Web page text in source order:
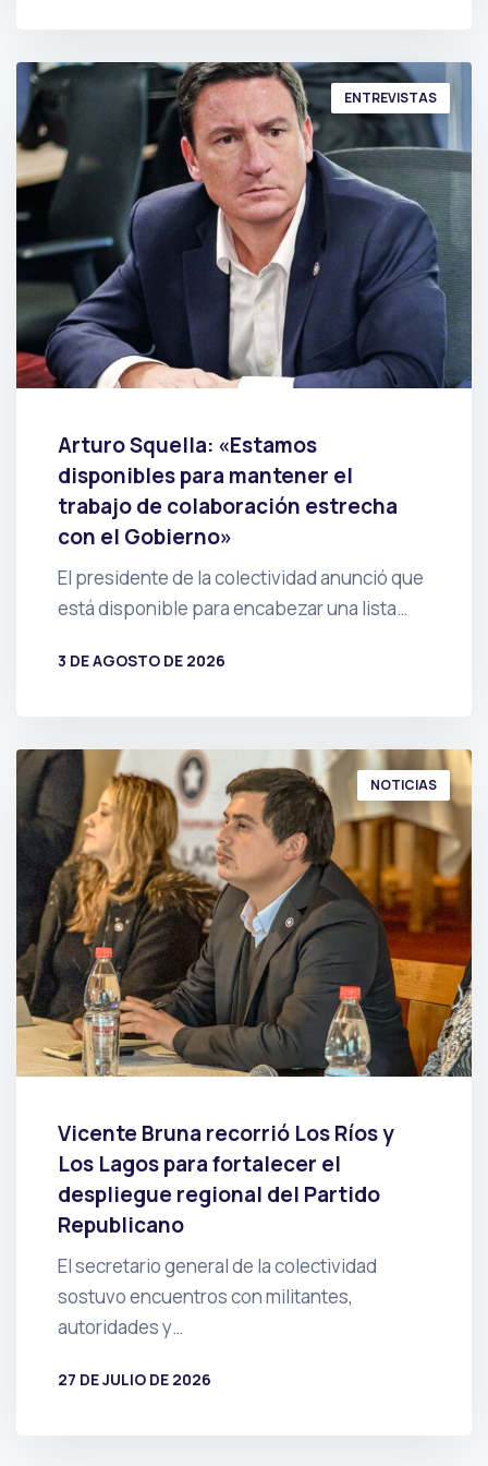
ENTREVISTAS
Arturo Squella: «Estamos
disponibles para mantener el
trabajo de colaboración estrecha
con el Gobierno»
El presidente de la colectividad anunció que
está disponible para encabezar una lista…
3 DE AGOSTO DE 2026
NOTICIAS
Vicente Bruna recorrió Los Ríos y
Los Lagos para fortalecer el
despliegue regional del Partido
Republicano
El secretario general de la colectividad
sostuvo encuentros con militantes,
autoridades y…
27 DE JULIO DE 2026